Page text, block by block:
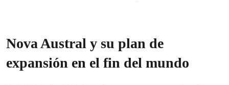
Nova Austral y su plan de
expansión en el fin del mundo